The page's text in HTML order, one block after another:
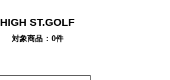
HIGH ST.GOLF
対象商品 0件